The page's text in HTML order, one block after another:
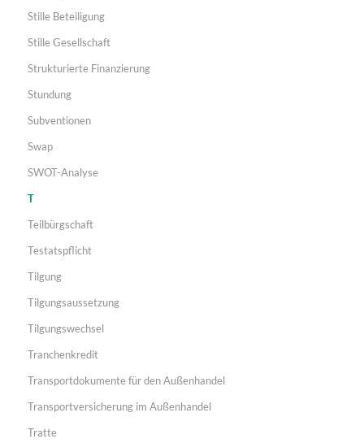
Stille Beteiligung
Stille Gesellschaft
Strukturierte Finanzierung
Stundung
Subventionen
Swap
SWOT-Analyse
T
Teilbürgschaft
Testatspflicht
Tilgung
Tilgungsaussetzung
Tilgungswechsel
Tranchenkredit
Transportdokumente für den Außenhandel
Transportversicherung im Außenhandel
Tratte